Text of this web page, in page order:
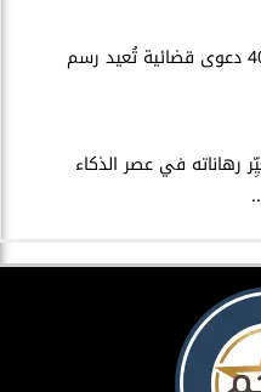
سامر شقير: 40 دعوى قضائية تُعيد رسم
رهاناته في عصر الذكاء